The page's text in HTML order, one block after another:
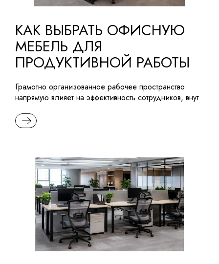
КАК ВЫБРАТЬ ОФИСНУЮ
МЕБЕЛЬ ДЛЯ
ПРОДУКТИВНОЙ РАБОТЫ
Грамотно организованное рабочее пространство
напрямую влияет на эффективность сотрудников, внут
READ MORE